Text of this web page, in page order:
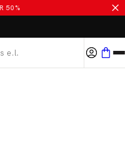
50%